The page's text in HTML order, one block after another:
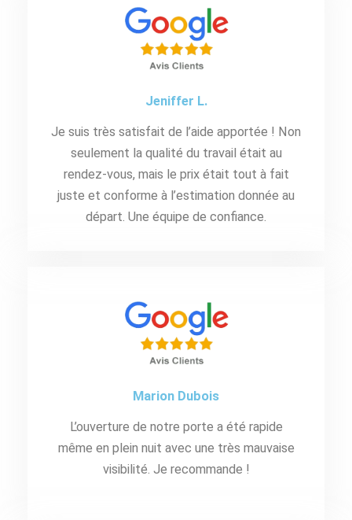
Jeniffer L.
Je suis très satisfait de l’aide apportée ! Non
seulement la qualité du travail était au
rendez-vous, mais le prix était tout à fait
juste et conforme à l’estimation donnée au
départ. Une équipe de confiance.
Marion Dubois
L’ouverture de notre porte a été rapide
même en plein nuit avec une très mauvaise
visibilité. Je recommande !